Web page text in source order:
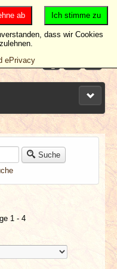
Suche
1 - 4
Ich stimme zu
ab
dass wir Cookies
ePrivacy